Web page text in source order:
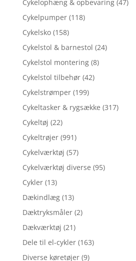
Cykelophæng & opbevaring (47)
Cykelpumper (118)
Cykelsko (158)
Cykelstol & barnestol (24)
Cykelstol montering (8)
Cykelstol tilbehør (42)
Cykelstrømper (199)
Cykeltasker & rygsække (317)
Cykeltøj (22)
Cykeltrøjer (991)
Cykelværktøj (57)
Cykelværktøj diverse (95)
Cykler (13)
Dækindlæg (13)
Dæktryksmåler (2)
Dækværktøj (21)
Dele til el-cykler (163)
Diverse køretøjer (9)